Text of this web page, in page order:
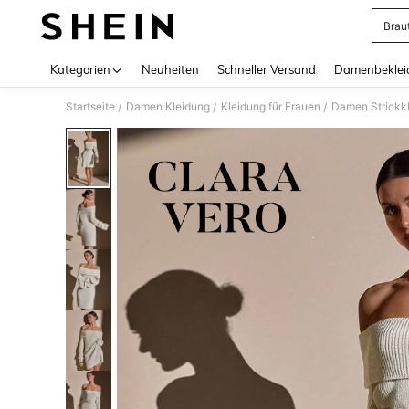
Kategorien Neuheiten Schneller Versand
Startseite / Damen Kleidung / Kleidung für Frauen / Damen